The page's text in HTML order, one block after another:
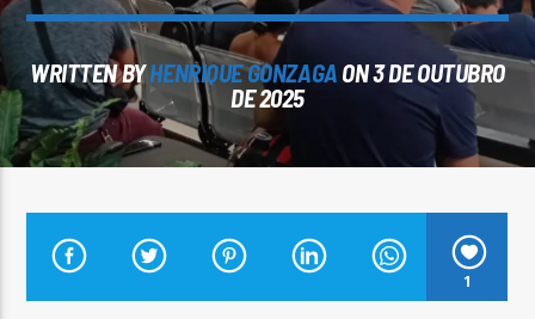
CURRENT TRACK
ARARA AZUL FM 96,9
WRITTEN BYHENRIQUE GONZAGA ON 3 DE OUTUBRO
DE 2025
1